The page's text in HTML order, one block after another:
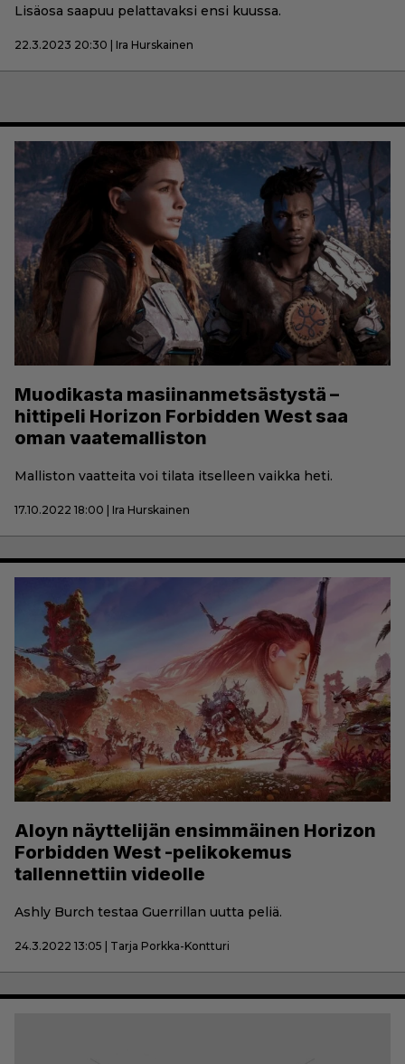
Lisäosa saapuu pelattavaksi ensi kuussa.
22.3.2023 20:30 | Ira Hurskainen
Muodikasta masiinanmetsästystä –
hittipeli Horizon Forbidden West saa
oman vaatemalliston
Malliston vaatteita voi tilata itselleen vaikka heti.
17.10.2022 18:00 | Ira Hurskainen
Aloyn näyttelijän ensimmäinen Horizon
Forbidden West -pelikokemus
tallennettiin videolle
Ashly Burch testaa Guerrillan uutta peliä.
24.3.2022 13:05 | Tarja Porkka-Kontturi